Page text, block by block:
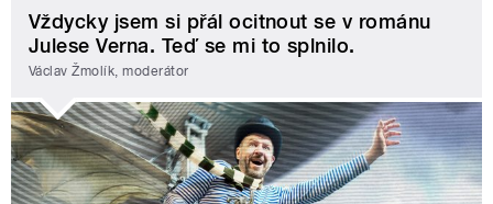
Vždycky jsem si přál ocitnout se v románu
Julese Verna. Teď se mi to splnilo.
Václav Žmolík, moderátor